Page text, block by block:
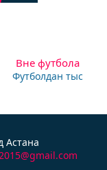
Вне футбола
Футболдан тыс
Астана